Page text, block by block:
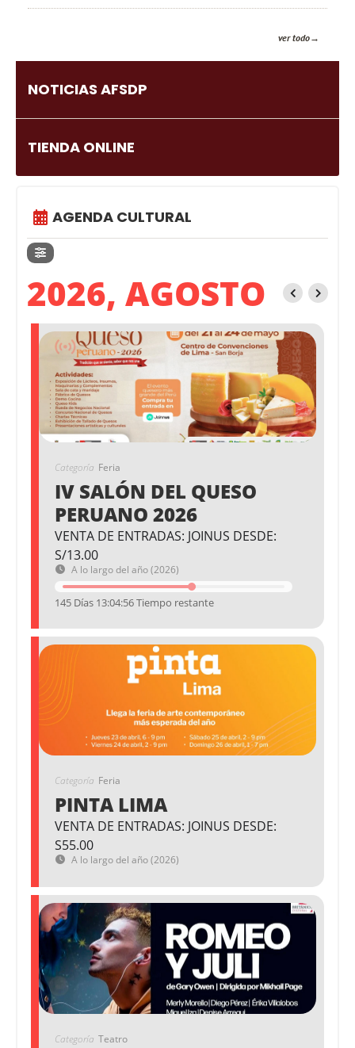
ver todo
NOTICIAS AFSDP
TIENDA ONLINE
AGENDA CULTURAL
2026, AGOSTO
Categoría Feria
IV SALÓN DEL QUESO
PERUANO 2026
VENTA DE ENTRADAS: JOINUS DESDE:
S/13.00
A lo largo del año (2026)
145 Días 13:04:55 Tiempo restante
Categoría Feria
PINTA LIMA
VENTA DE ENTRADAS: JOINUS DESDE:
S55.00
A lo largo del año (2026)
Categoría Teatro